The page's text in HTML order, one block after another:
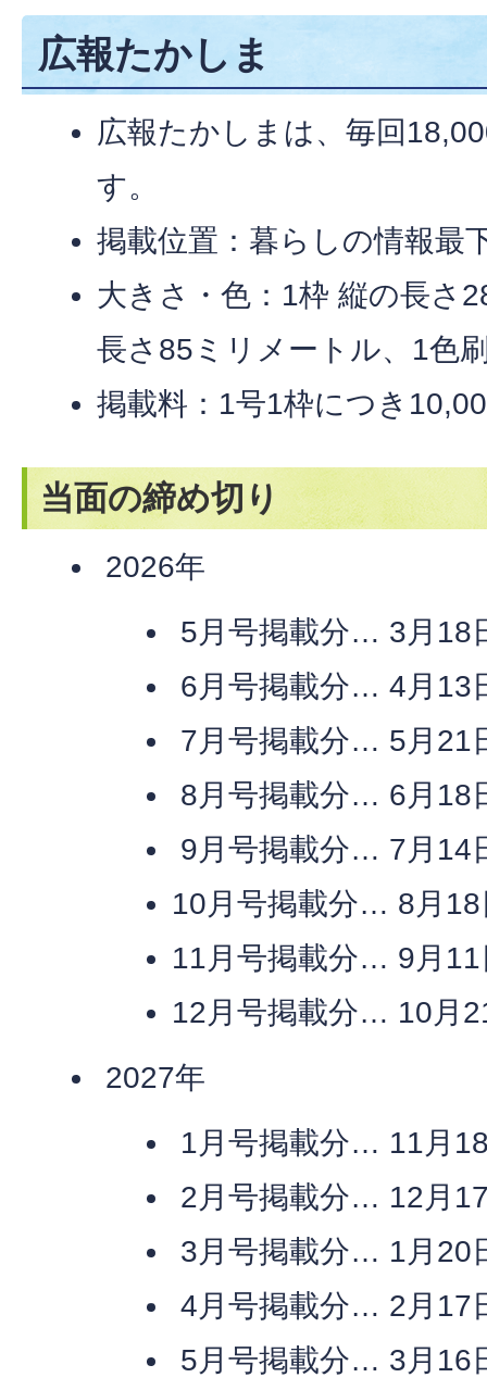
広報たかしま
広報たかしまは、毎回
す。
掲載位置：暮らしの情報最
大きさ・色：1枠 縦の長さ
長さ85ミリメートル、1色
掲載料：1号1枠につき
当面の締め切り
2026年
5月号掲載分… 3月18
6月号掲載分… 4月13
7月号掲載分… 5月21
8月号掲載分… 6月18
9月号掲載分… 7月14
10月号掲載分… 8月18
11月号掲載分… 9月11
12月号掲載分… 10月
2027年
1月号掲載分… 11月
2月号掲載分… 12月
3月号掲載分… 1月20
4月号掲載分… 2月17
5月号掲載分… 3月16